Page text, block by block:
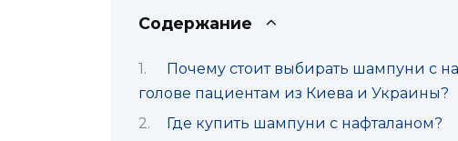
Содержание
Почему стоит выбирать шампуни с
голове пациентам из Киева и Украины?
Где купить шампуни с нафталаном?